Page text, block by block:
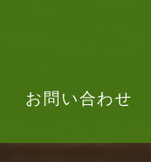
お問い合わせ